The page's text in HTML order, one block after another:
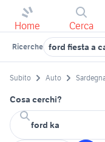
Home Cerca
Ricerche ford fiesta a
Subito Auto
Cosa cerchi?